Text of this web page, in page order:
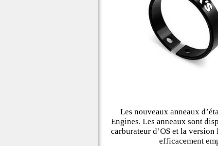
Les nouveaux anneaux
Engines. Les anneaux sont
carburateur d’OS et la version
efficacement